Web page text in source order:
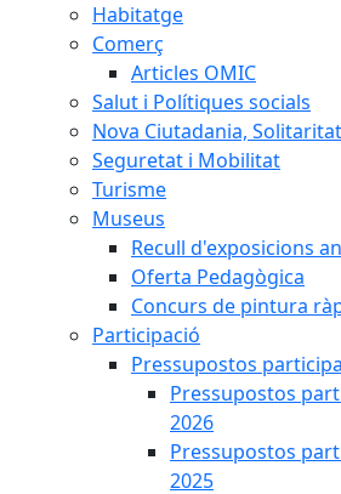
Habitatge
Comerç
Articles OMIC
Salut i Polítiques socials
Nova Ciutadania,
Seguretat i Mobilitat
Turisme
Museus
Recull d'exposicions
Oferta Pedagògica
Concurs de pintura
Participació
Pressupostos
Pressupostos
2026
Pressupostos
2025